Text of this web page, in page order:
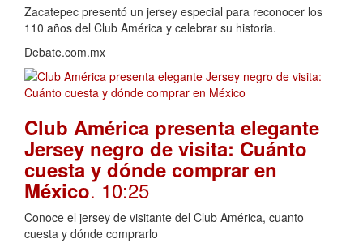
Zacatepec presentó un jersey especial para reconocer los
110 años del Club América y celebrar su historia.
Debate.com.mx
Club América presenta elegante
Jersey negro de visita: Cuánto
cuesta y dónde comprar en
México. 10:25
Conoce el jersey de visitante del Club América, cuanto
cuesta y dónde comprarlo